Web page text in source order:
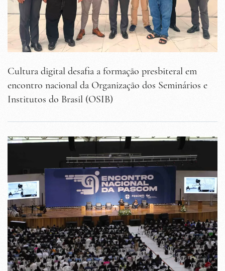
Cultura digital desafia a formação presbiteral em
encontro nacional da Organização dos Seminários e
Institutos do Brasil (OSIB)